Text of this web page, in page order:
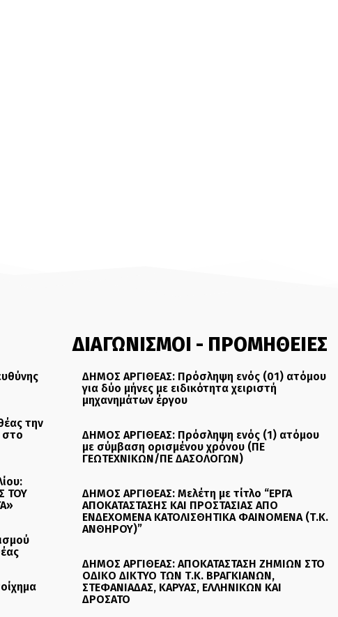
την
στο
ΤΟΥ
ΔΙΑΓΩΝΙΣΜΟΙ - ΠΡΟΜΗΘΕΙΕΣ
ΔΗΜΟΣ ΑΡΓΙΘΕΑΣ: Πρόσληψη ενός (01) ατόμου
για δύο μήνες με ειδικότητα χειριστή
μηχανημάτων έργου
ΔΗΜΟΣ ΑΡΓΙΘΕΑΣ: Πρόσληψη ενός (1) ατόμου
με σύμβαση ορισμένου χρόνου (ΠΕ
ΓΕΩΤΕΧΝΙΚΩΝ/ΠΕ ΔΑΣΟΛΟΓΩΝ)
ΔΗΜΟΣ ΑΡΓΙΘΕΑΣ: Μελέτη με τίτλο “ΕΡΓΑ
ΑΠΟΚΑΤΑΣΤΑΣΗΣ ΚΑΙ ΠΡΟΣΤΑΣΙΑΣ ΑΠΟ
ΕΝΔΕΧΟΜΕΝΑ ΚΑΤΟΛΙΣΘΗΤΙΚΑ ΦΑΙΝΟΜΕΝΑ (Τ.Κ.
ΑΝΘΗΡΟΥ)”
ΔΗΜΟΣ ΑΡΓΙΘΕΑΣ: ΑΠΟΚΑΤΑΣΤΑΣΗ ΖΗΜΙΩΝ ΣΤΟ
ΟΔΙΚΟ ΔΙΚΤΥΟ ΤΩΝ Τ.Κ. ΒΡΑΓΚΙΑΝΩΝ,
ΣΤΕΦΑΝΙΑΔΑΣ, ΚΑΡΥΑΣ, ΕΛΛΗΝΙΚΩΝ ΚΑΙ
ΔΡΟΣΑΤΟ